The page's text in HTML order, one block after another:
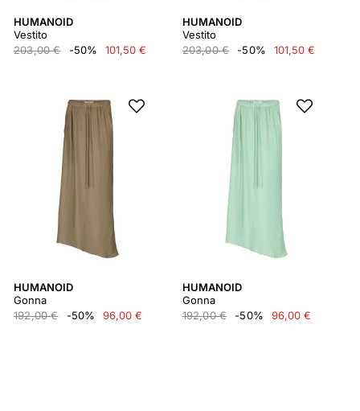
HUMANOID
Vestito
203,00 €
-50% 101,50 €
HUMANOID
Vestito
203,00 €
-50% 101,50 €
HUMANOID
Gonna
192,00 €
-50% 96,00 €
HUMANOID
Gonna
192,00 €
-50% 96,00 €